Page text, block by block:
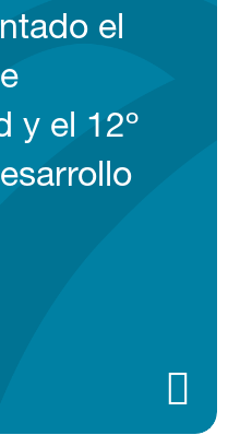
el
y el 12º